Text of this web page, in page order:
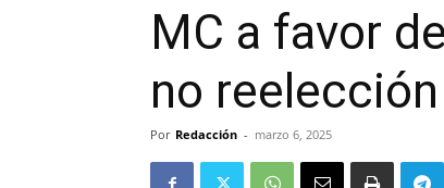
MC a favor
no
Por Redacción - marzo 6, 2025